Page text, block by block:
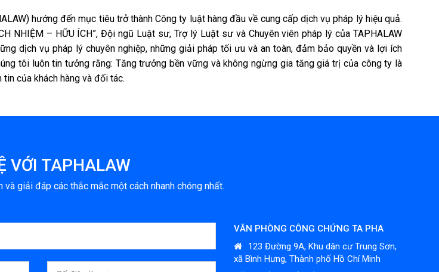
hướng đến mục tiêu trở thành Công ty luật hàng đầu về cung cấp dịch vụ pháp lý hiệu quả.
NHIỆM – HỮU ÍCH”, Đội ngũ Luật sư, Trợ lý Luật sư và Chuyên viên pháp lý của TAPHALAW
dịch vụ pháp lý chuyên nghiệp, những giải pháp tối ưu và an toàn, đảm bảo quyền và lợi ích
tôi luôn tin tưởng rằng: Tăng trưởng bền vững và không ngừng gia tăng giá trị của công ty là
của khách hàng và đối tác.
VỚI TAPHALAW
giải đáp các thắc mắc một cách nhanh chóng nhất.
VĂN PHÒNG CÔNG CHỨNG TA PHA
123 Đường 9A, Khu dân cư Trung Sơn,
xã Bình Hưng, Thành phố Hồ Chí Minh